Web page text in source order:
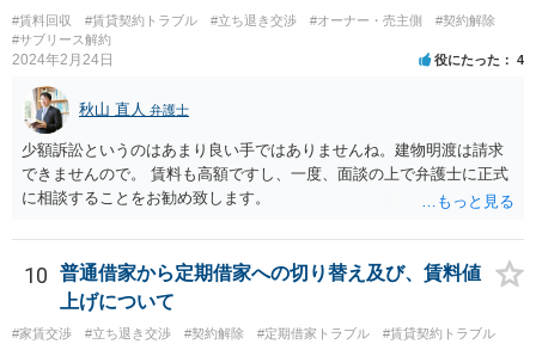
#賃料回収 #賃貸契約トラブル #立ち退き交渉 #オーナー・売主側
#契約解除
#サブリース解約
2024年2月24日 役にたった 4
秋山 直人 弁護士
少額訴訟というのはあまり良い手ではありませんね。建物明渡は請求
できませんので。 賃料も高額ですし、一度、面談の上で弁護士に正式
に相談することをお勧め致します。
10
普通借家から定期借家への切り替え及び、賃料値
上げについて
#家賃交渉 #立ち退き交渉 #契約解除 #定期借家トラブル #賃貸契約トラブル